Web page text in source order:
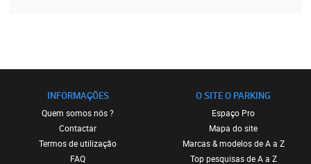
INFORMAÇÕES
Quem somos nós ?
Contactar
Termos de utilização
FAQ
O SITE O PARKING
Espaço Pro
Mapa do site
Marcas & modelos de A a Z
Top pesquisas de A a Z